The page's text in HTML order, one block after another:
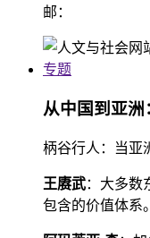
邮：
专题
从中国到亚洲
柄谷行人：当亚
王赓武：大多数
包含的价值体系。